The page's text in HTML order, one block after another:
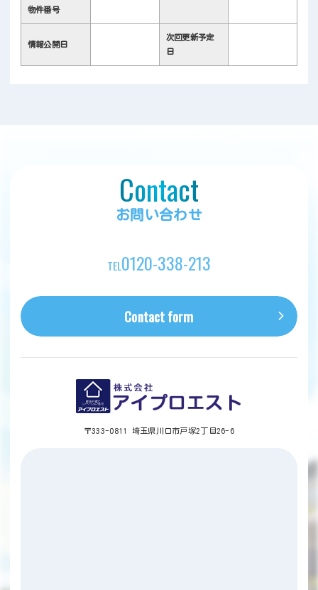
物件番号
情報公開日
次回更新予定
日
Contact
お問い合わせ
TEL0120-338-213
Contact form
〒333-0811 埼玉県川口市戸塚2丁目26-6